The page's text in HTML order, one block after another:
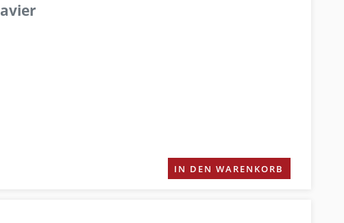
IN DEN WARENKORB